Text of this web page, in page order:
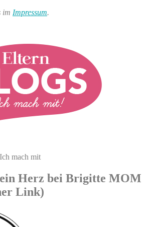
im Impressum.
mach mit
Herz bei Brigitte MOM
Link)